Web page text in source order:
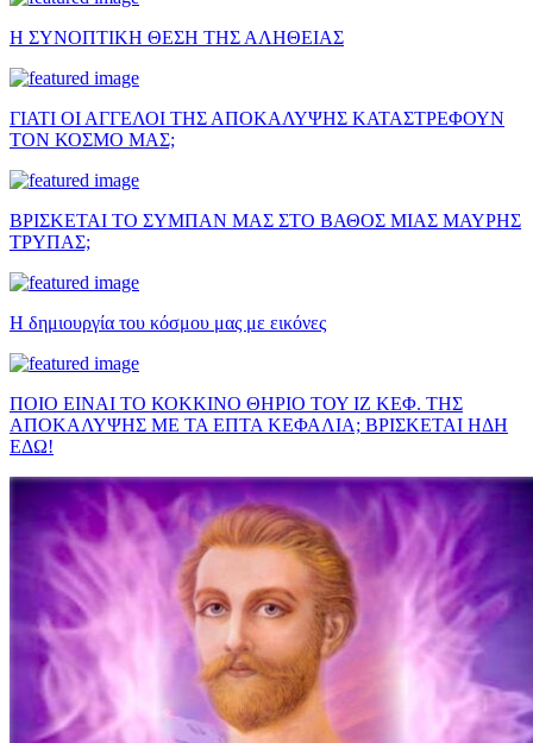
Η ΣΥΝΟΠΤΙΚΗ ΘΕΣΗ ΤΗΣ ΑΛΗΘΕΙΑΣ
ΓΙΑΤΙ ΟΙ ΑΓΓΕΛΟΙ ΤΗΣ ΑΠΟΚΑΛΥΨΗΣ ΚΑΤΑΣΤΡΕΦΟΥΝ
ΤΟΝ ΚΟΣΜΟ ΜΑΣ;
ΒΡΙΣΚΕΤΑΙ ΤΟ ΣΥΜΠΑΝ ΜΑΣ ΣΤΟ ΒΑΘΟΣ ΜΙΑΣ ΜΑΥΡΗΣ
ΤΡΥΠΑΣ;
Η δημιουργία του κόσμου μας με εικόνες
ΠΟΙΟ ΕΙΝΑΙ ΤΟ ΚΟΚΚΙΝΟ ΘΗΡΙΟ ΤΟΥ ΙΖ ΚΕΦ. ΤΗΣ
ΑΠΟΚΑΛΥΨΗΣ ΜΕ ΤΑ ΕΠΤΑ ΚΕΦΑΛΙΑ; ΒΡΙΣΚΕΤΑΙ ΗΔΗ
ΕΔΩ!